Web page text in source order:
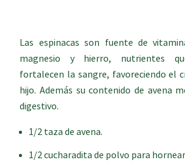
Las espinacas son fuente de
magnesio y hierro, nutrientes
fortalecen la sangre, favoreciendo el
hijo. Además su contenido de avena
digestivo.
1/2 taza de avena.
1/2 cucharadita de polvo para